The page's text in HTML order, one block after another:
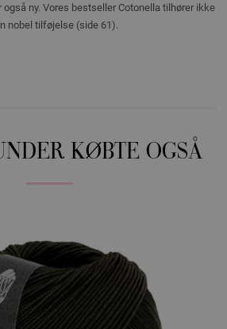
også ny. Vores bestseller Cotonella tilhører ikke
nobel tilføjelse (side 61).
KØBTE OGSÅ